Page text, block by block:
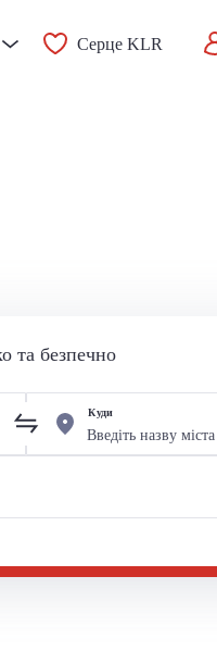
Серце KLR
та безпечно
Куди